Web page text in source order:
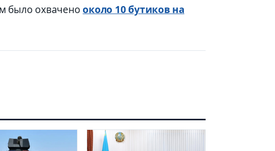
было охваченооколо 10 бутиков на